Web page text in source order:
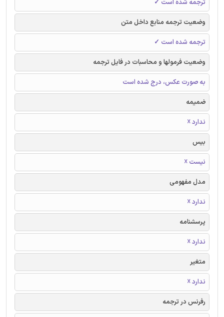
ترجمه شده است ✓
وضعیت ترجمه منابع داخل متن
ترجمه شده است ✓
وضعیت فرمولها و محاسبات در فایل ترجمه
به صورت عکس، درج شده است
ضمیمه
ندارد ☓
بیس
نیست ☓
مدل مفهومی
ندارد ☓
پرسشنامه
ندارد ☓
متغیر
ندارد ☓
رفرنس در ترجمه